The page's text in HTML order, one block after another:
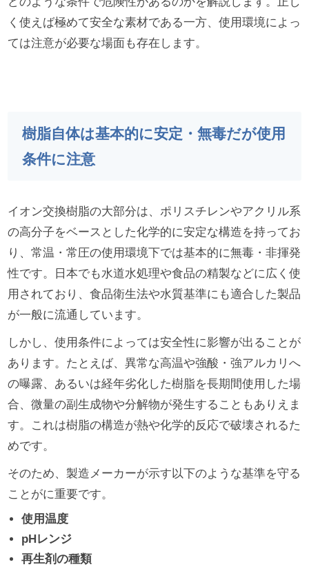
く使えば極めて安全な素材である一方、使用環境によっ
ては注意が必要な場面も存在します。
樹脂自体は基本的に安定・無毒だが使用
条件に注意
イオン交換樹脂の大部分は、ポリスチレンやアクリル系
の高分子をベースとした化学的に安定な構造を持ってお
り、常温・常圧の使用環境下では基本的に無毒・非揮発
性です。日本でも水道水処理や食品の精製などに広く使
用されており、食品衛生法や水質基準にも適合した製品
が一般に流通しています。
しかし、使用条件によっては安全性に影響が出ることが
あります。たとえば、異常な高温や強酸・強アルカリへ
の曝露、あるいは経年劣化した樹脂を長期間使用した場
合、微量の副生成物や分解物が発生することもありえま
す。これは樹脂の構造が熱や化学的反応で破壊されるた
めです。
そのため、製造メーカーが示す以下のような基準を守る
ことがに重要です。
使用温度
pHレンジ
再生剤の種類